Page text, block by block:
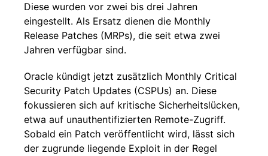
Diese wurden vor zwei bis drei Jahren
eingestellt. Als Ersatz dienen die Monthly
Release Patches (MRPs), die seit etwa zwei
Jahren verfügbar sind.
Oracle kündigt jetzt zusätzlich Monthly Critical
Security Patch Updates (CSPUs) an. Diese
fokussieren sich auf kritische Sicherheitslücken,
etwa auf unauthentifizierten Remote-Zugriff.
Sobald ein Patch veröffentlicht wird, lässt sich
der zugrunde liegende Exploit in der Regel